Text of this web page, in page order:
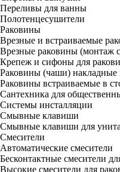
Переливы для ванны
Полотенцесушители
Раковины
Врезные и встраиваемые
Врезные раковины (монтаж
Крепеж и сифоны для
Раковины (чаши) накладные
Раковины встраиваемые в
Сантехника для
Системы инсталляции
Смывные клавиши
Смывные клавиши для
Смесители
Автоматические смесители
Бесконтактные смесители
Высокие смесители для